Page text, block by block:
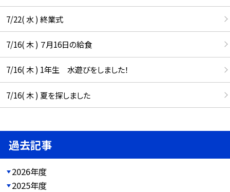
7/22( 水 ) 終業式
7/16( 木 ) ７月16日の給食
7/16( 木 ) 1年生 水遊びをしました！
7/16( 木 ) 夏を探しました
過去記事
2026年度
2025年度